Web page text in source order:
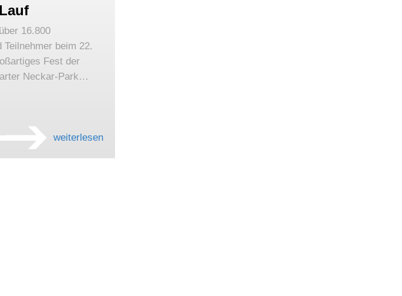
16.800
Teilnehmer beim 22.
Fest der
Neckar-Park…
weiterlesen